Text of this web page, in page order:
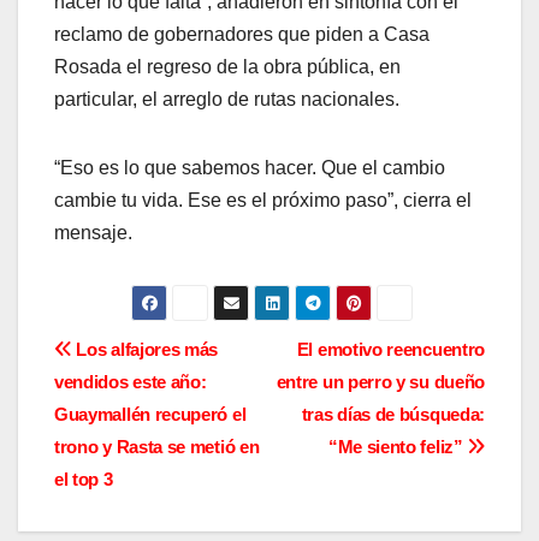
reclamo de gobernadores que piden a Casa
Rosada el regreso de la obra pública, en
particular, el arreglo de rutas nacionales.
“Eso es lo que sabemos hacer. Que el cambio
cambie tu vida. Ese es el próximo paso”, cierra el
mensaje.
N
a
v
El emotivo reencuentro
entre un perro y su dueño
tras días de búsqueda:
“Me siento feliz”
Los alfajores más
vendidos este año:
Guaymallén recuperó el
trono y Rasta se metió en
el top 3